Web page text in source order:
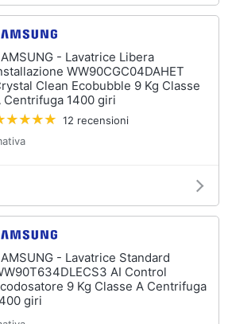
- Lavatrice Libera
WW90CGC04DAHET
Clean Ecobubble 9 Kg Classe
Centrifuga 1400 giri
12 recensioni
- Lavatrice Standard
AI Control
9 Kg Classe A Centrifuga
giri